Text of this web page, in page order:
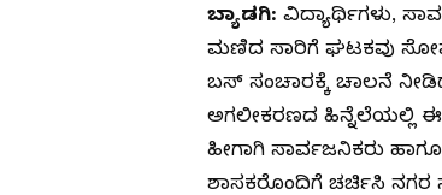
ಬ್ಯಾಡಗಿ: ವಿದ್ಯಾರ್ಥಿಗಳು,
ಮಣಿದ ಸಾರಿಗೆ ಘಟಕವು
ಬಸ್ ಸಂಚಾರಕ್ಕೆ ಚಾಲನೆ
ಅಗಲೀಕರಣದ ಹಿನ್ನೆಲೆಯಲ್ಲಿ
ಹೀಗಾಗಿ ಸಾರ್ವಜನಿಕರು
ಶಾಸಕರೊಂದಿಗೆ ಚರ್ಚಿಸಿ ನಗರ